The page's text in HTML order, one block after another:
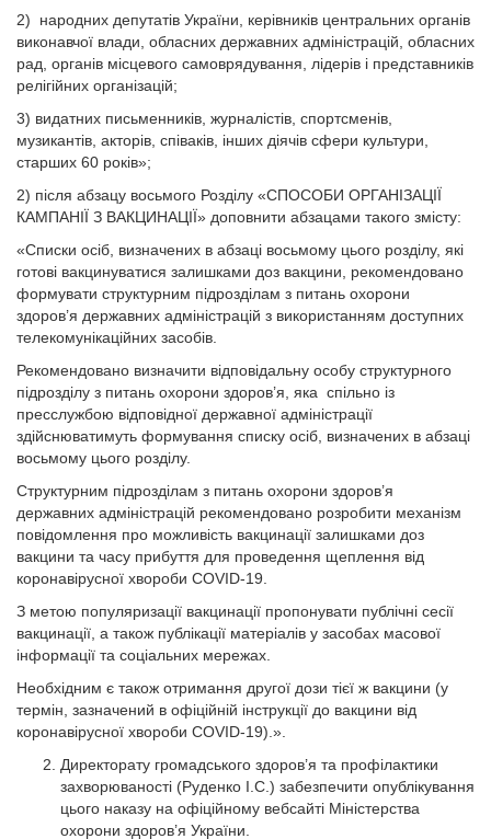
2) народних депутатів України, керівників центральних органів
виконавчої влади, обласних державних адміністрацій, обласних
рад, органів місцевого самоврядування, лідерів і представників
релігійних організацій;
3) видатних письменників, журналістів, спортсменів,
музикантів, акторів, співаків, інших діячів сфери культури,
старших 60 років»;
2) після абзацу восьмого Розділу «СПОСОБИ ОРГАНІЗАЦІЇ
КАМПАНІЇ З ВАКЦИНАЦІЇ» доповнити абзацами такого змісту:
«Списки осіб, визначених в абзаці восьмому цього розділу, які
готові вакцинуватися залишками доз вакцини, рекомендовано
формувати структурним підрозділам з питань охорони
здоров’я державних адміністрацій з використанням доступних
телекомунікаційних засобів.
Рекомендовано визначити відповідальну особу структурного
підрозділу з питань охорони здоров’я, яка спільно із
пресслужбою відповідної державної адміністрації
здійснюватимуть формування списку осіб, визначених в абзаці
восьмому цього розділу.
Структурним підрозділам з питань охорони здоров’я
державних адміністрацій рекомендовано розробити механізм
повідомлення про можливість вакцинації залишками доз
вакцини та часу прибуття для проведення щеплення від
коронавірусної хвороби COVID-19.
З метою популяризації вакцинації пропонувати публічні сесії
вакцинації, а також публікації матеріалів у засобах масової
інформації та соціальних мережах.
Необхідним є також отримання другої дози тієї ж вакцини (у
термін, зазначений в офіційній інструкції до вакцини від
коронавірусної хвороби COVID-19).».
Директорату громадського здоров’я та профілактики
захворюваності (Руденко І.С.) забезпечити опублікування
цього наказу на офіційному вебсайті Міністерства
охорони здоров’я України.